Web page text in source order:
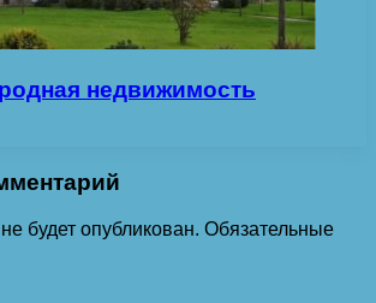
недвижимость
будет опубликован. Обязательные